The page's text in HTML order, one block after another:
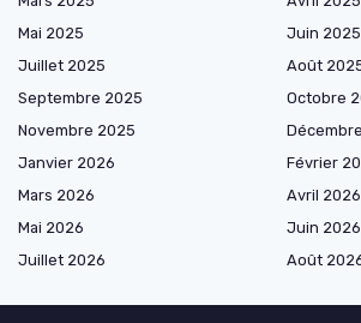
Mai 2025
Juin 2025
Juillet 2025
Août
Septembre 2025
Octobre
Novembre 2025
Janvier 2026
Février
Mars 2026
Avril 2026
Mai 2026
Juin 2026
Juillet 2026
Août